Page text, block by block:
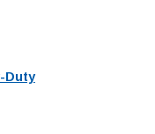
Duty